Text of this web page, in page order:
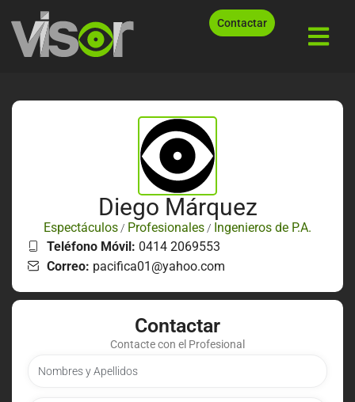
Contactar
Diego Márquez
Espectáculos / Profesionales / Ingenieros de P.A.
Teléfono Móvil: 0414 2069553
Correo: pacifica01@yahoo.com
Contactar
Contacte con el Profesional